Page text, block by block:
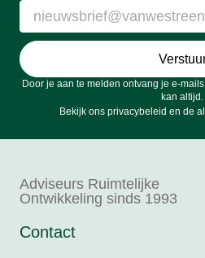
Door je aan te melden ontvang je e-
kan altijd.
Bekijk ons privacybeleid en de
Adviseurs Ruimtelijke
Ontwikkeling sinds 1993
Contact